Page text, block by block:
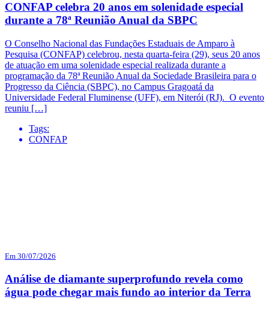
CONFAP celebra 20 anos em solenidade especial
durante a 78ª Reunião Anual da SBPC
O Conselho Nacional das Fundações Estaduais de Amparo à
Pesquisa (CONFAP) celebrou, nesta quarta-feira (29), seus 20 anos
de atuação em uma solenidade especial realizada durante a
programação da 78ª Reunião Anual da Sociedade Brasileira para o
Progresso da Ciência (SBPC), no Campus Gragoatá da
Universidade Federal Fluminense (UFF), em Niterói (RJ). O evento
reuniu […]
Tags:
CONFAP
Em 30/07/2026
Análise de diamante superprofundo revela como
água pode chegar mais fundo ao interior da Terra